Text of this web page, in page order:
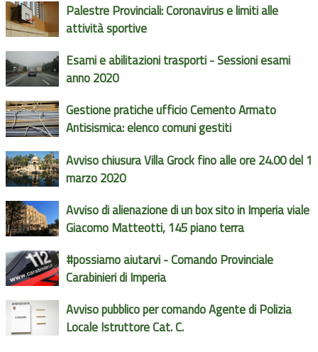
Palestre Provinciali: Coronavirus e limiti alle
attività sportive
Esami e abilitazioni trasporti - Sessioni esami
anno 2020
Gestione pratiche ufficio Cemento Armato
Antisismica: elenco comuni gestiti
Avviso chiusura Villa Grock fino alle ore 24.00 del 1
marzo 2020
Avviso di alienazione di un box sito in Imperia viale
Giacomo Matteotti, 145 piano terra
#possiamo aiutarvi - Comando Provinciale
Carabinieri di Imperia
Avviso pubblico per comando Agente di Polizia
Locale Istruttore Cat. C.